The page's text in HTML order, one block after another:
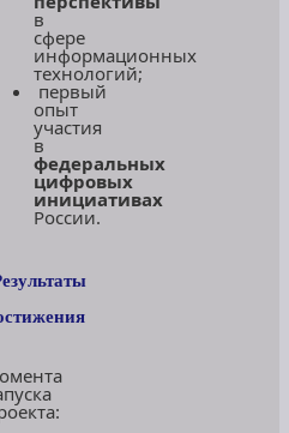
в
сфере
информационных
технологий;
первый
опыт
участия
в
федеральных
цифровых
инициативах
России.